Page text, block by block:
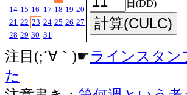
14 15 16 17 18 19 20
21 22 23 24 25 26 27
28 29 30 31
日(DD)
注目(;´∀｀)☛ラインスタン
た